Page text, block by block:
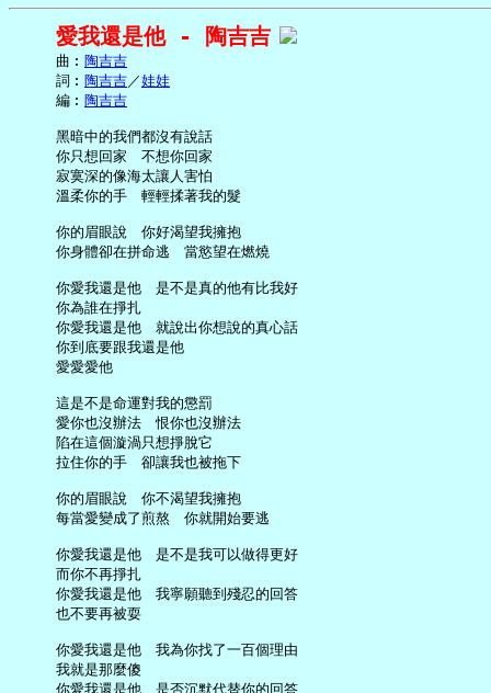
愛我還是他 - 陶吉吉
     曲︰
陶吉吉
     詞︰
陶吉吉／娃娃
     編︰
陶吉吉
     黑暗中的我們都沒有說話
     你只想回家　不想你回家
     寂寞深的像海太讓人害怕
     溫柔你的手　輕輕揉著我的髮
     你的眉眼說　你好渴望我擁抱
     你身體卻在拼命逃　當慾望在燃燒
     你愛我還是他　是不是真的他有比我好
     你為誰在掙扎
     你愛我還是他　就說出你想說的真心話
     你到底要跟我還是他
     愛愛愛他
     這是不是命運對我的懲罰
     愛你也沒辦法　恨你也沒辦法
     陷在這個漩渦只想掙脫它
     拉住你的手　卻讓我也被拖下
     你的眉眼說　你不渴望我擁抱
     每當愛變成了煎熬　你就開始要逃
     你愛我還是他　是不是我可以做得更好
     而你不再掙扎
     你愛我還是他　我寧願聽到殘忍的回答
     也不要再被耍
     你愛我還是他　我為你找了一百個理由
     我就是那麼傻
     你愛我還是他　是否沉默代替你的回答